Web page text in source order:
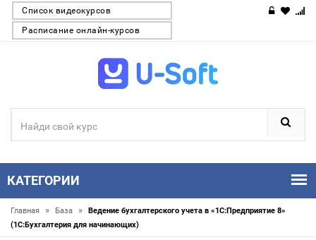
Список видеокурсов
Расписание онлайн-курсов
КАТЕГОРИИ
Главная » База »
Ведение бухгалтерского учета в «1С:Предприятие 8»
(1С:Бухгалтерия для начинающих)